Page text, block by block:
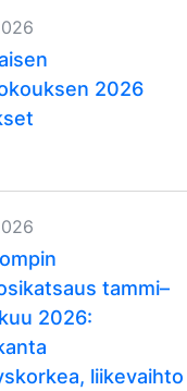
2026
tammi–
2026:
liikevaihto